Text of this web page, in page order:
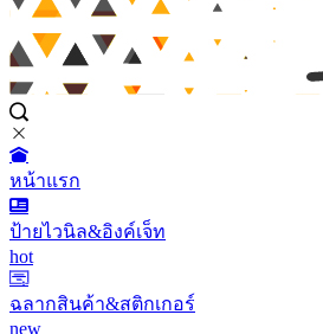
หน้าแรก
ป้ายไวนิล&อิงค์เจ็ท
hot
ฉลากสินค้า&สติกเกอร์
new